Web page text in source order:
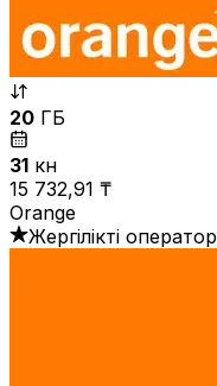
20 ГБ
31 күн
15 732,91 ₸
Orange
Жергілікті оператор